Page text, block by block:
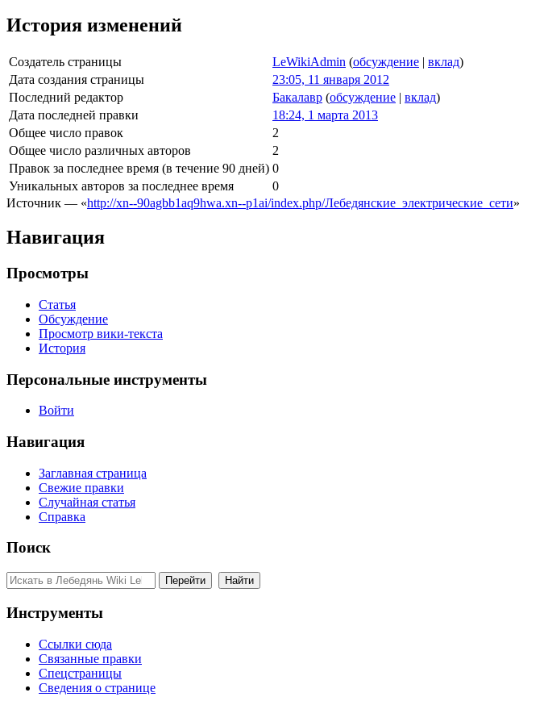
История изменений
Создатель страницы LeWikiAdmin (обсуждение | вклад)
Дата создания страницы
23:05, 11 января 2012
Последний редактор
Бакалавр (обсуждение | вклад)
Дата последней правки
18:24, 1 марта 2013
Общее число правок
2
Общее число различных авторов
2
Правок за последнее время (в течение 90 дней) 0
Уникальных авторов за последнее время
0
Источник — «http://xn--90agbb1aq9hwa.xn--p1ai/index.php/Лебедянские_электрические_сети»
Навигация
Просмотры
Статья
Обсуждение
Просмотр вики-текста
История
Персональные инструменты
Войти
Навигация
Заглавная страница
Свежие правки
Случайная статья
Справка
Поиск
Инструменты
Ссылки сюда
Связанные правки
Спецстраницы
Сведения о странице